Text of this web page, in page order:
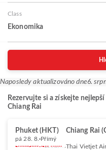
Class
Ekonomika
Naposledy aktualizováno dne6.
Rezervujte si a získejte
Chiang Rai
Phuket (HKT) Chiang Rai
pá 28. 8. Přímý
Thai Vietjet